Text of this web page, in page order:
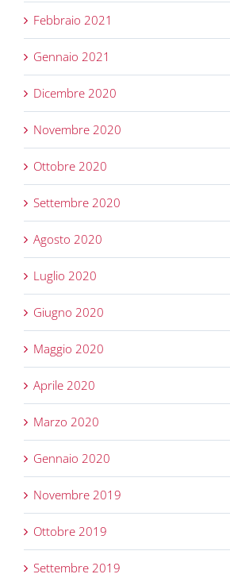
Febbraio 2021
Gennaio 2021
Dicembre 2020
Novembre 2020
Ottobre 2020
Settembre 2020
Agosto 2020
Luglio 2020
Giugno 2020
Maggio 2020
Aprile 2020
Marzo 2020
Gennaio 2020
Novembre 2019
Ottobre 2019
Settembre 2019